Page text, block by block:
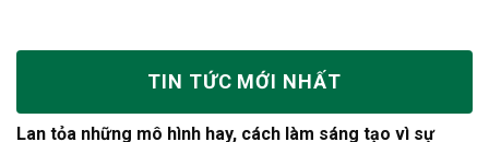
TIN TỨC MỚI NHẤT
Lan tỏa những mô hình hay, cách làm sáng tạo vì sự